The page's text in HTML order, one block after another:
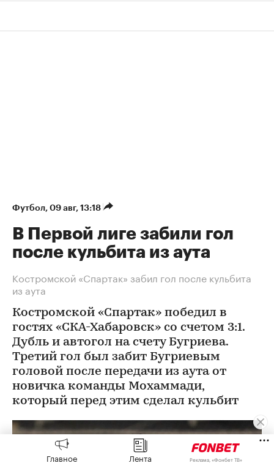
Футбол⁠, 09 авг, 13:18
В Первой лиге забили гол
после кульбита из аута
Костромской «Спартак» забил гол после кульбита
из аута
Костромской «Спартак» победил в
гостях «СКА-Хабаровск» со счетом 3:1.
Дубль и автогол на счету Бугриева.
Третий гол был забит Бугриевым
головой после передачи из аута от
новичка команды Мохаммади,
который перед этим сделал кульбит
Главное Лента Реклама, «Фонбет ТВ»